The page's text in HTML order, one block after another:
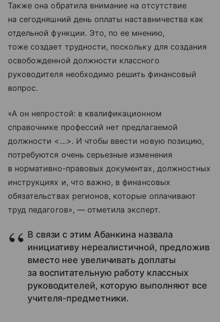
Также она обратила внимание на отсутствие
на сегодняшний день оплаты наставничества как
отдельной функции. Это, по ее мнению,
тоже создает трудности, поскольку для создания
освобожденной должности классного
руководителя необходимо решить финансовый
вопрос.
«А он непростой: в квалификационном
справочнике профессий нет предлагаемой
должности <…>. И чтобы ввести новую позицию,
потребуются очень серьезные изменения
в нормативно-правовых документах, должностных
инструкциях и, что важно, в финансовых
обязательствах регионов, которые оплачивают
труд педагогов», — отметила эксперт.
В связи с этим Абанкина назвала
инициативу нереалистичной, предложив
вместо нее увеличивать доплаты
за воспитательную работу классных
руководителей, которую выполняют все
учителя-предметники.